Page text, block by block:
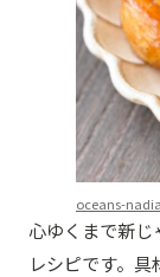
oceans-
心ゆくまで新じ
レシピです。